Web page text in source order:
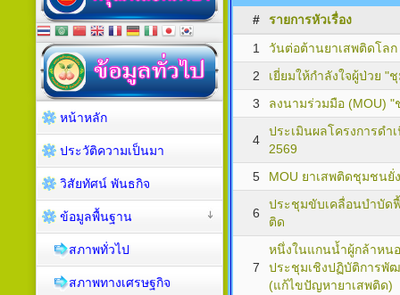
#
รายการหัวเรื่อง
1
วันต่อต้านยาเสพติดโลก
2
เยี่ยมให้กำลังใจผู้ป่วย "
3
ลงนามร่วมมือ (MOU)
4
ประเมินผลโครงการดำ
2569
5
MOU ยาเสพติดชุมชน
6
ประชุมขับเคลื่อนบำบัด
ติด
7
หนึ่งในแกนน้ำผู้กล้าหน
ประชุมเชิงปฏิบัติการพั
(แก้ไขปัญหายาเสพติด)
หน้าหลัก
ประวัติความเป็นมา
วิสัยทัศน์ พันธกิจ
ข้อมูลพื้นฐาน
สภาพทั่วไป
สภาพทางเศรษฐกิจ